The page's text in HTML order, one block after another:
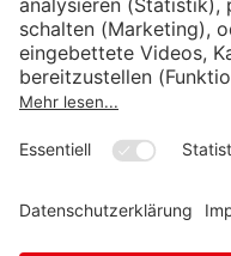
Institut für